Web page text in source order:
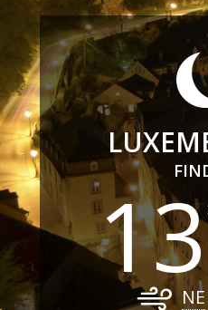
13
NE